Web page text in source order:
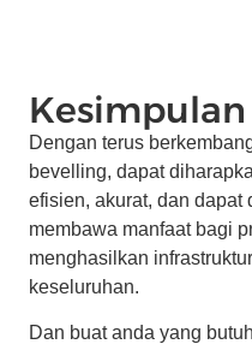
Kesimpulan
Dengan terus
bevelling, dapat
efisien, akurat, dan dapat
membawa manfaat bagi
menghasilkan
keseluruhan.
Dan buat anda yang butuh